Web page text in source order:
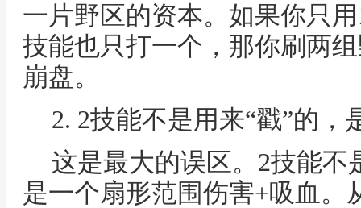
一片野区的资本。如果你只
技能也只打一个，那你刷两
崩盘。
2. 2技能不是用来“戳”的，
这是最大的误区。2技能不
是一个扇形范围伤害+吸血。